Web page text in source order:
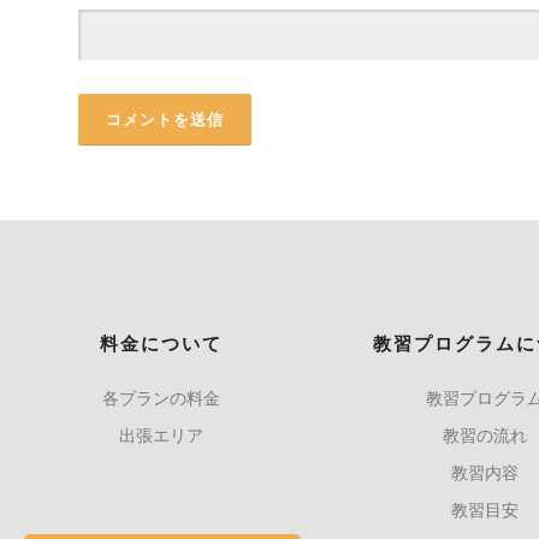
料金について
各プランの料金
出張エリア
教習プログラムに
教習プログラ
教習の流れ
教習内容
教習目安